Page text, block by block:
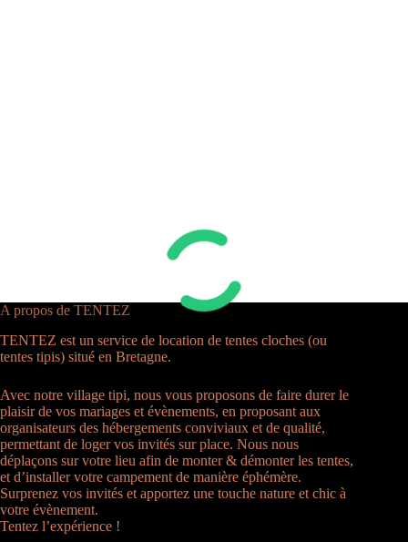
A propos de TENTEZ
TENTEZ est un service de location de tentes cloches (ou
tentes tipis) situé en Bretagne.
Avec notre village tipi, nous vous proposons de faire durer le
plaisir de vos mariages et évènements, en proposant aux
organisateurs des hébergements conviviaux et de qualité,
permettant de loger vos invités sur place. Nous nous
déplaçons sur votre lieu afin de monter & démonter les tentes,
et d’installer votre campement de manière éphémère.
Surprenez vos invités et apportez une touche nature et chic à
votre évènement.
Tentez l’expérience !